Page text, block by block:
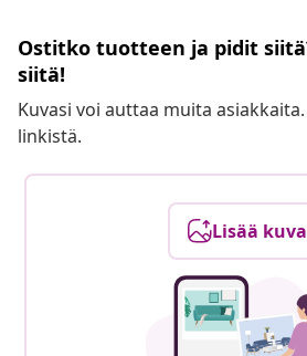
Ostitko tuotteen ja pidit
siitä!
Kuvasi voi auttaa muita
linkistä.
Lisää kuva